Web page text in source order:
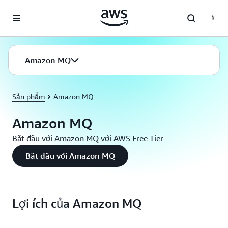
Amazon MQ
Sản phẩm Amazon MQ
Amazon MQ
Bắt đầu với Amazon MQ với AWS Free Tier
Bắt đầu với Amazon MQ
Lợi ích của Amazon MQ